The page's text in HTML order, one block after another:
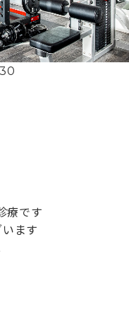
療です
ます